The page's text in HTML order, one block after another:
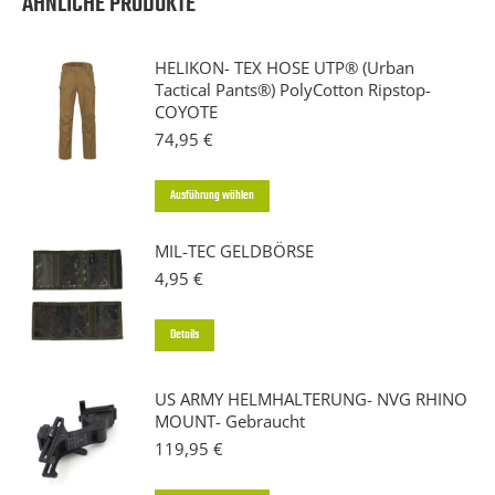
HELIKON- TEX HOSE UTP® (Urban
Tactical Pants®) PolyCotton Ripstop-
COYOTE
74,95 €
Ausführung wählen
weist
Optionen
MIL-TEC GELDBÖRSE
4,95 €
Details
weist
mehrere
Varianten
auf.
US ARMY HELMHALTERUNG- NVG RHINO
MOUNT- Gebraucht
119,95 €